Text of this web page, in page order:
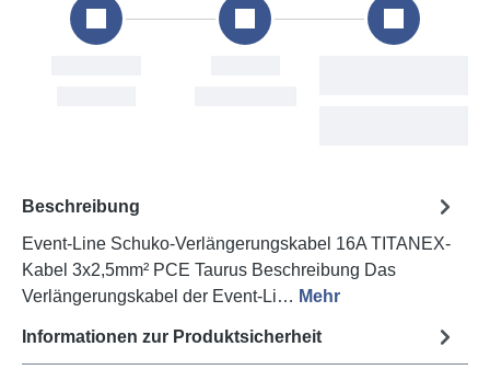
Beschreibung
Event-Line Schuko-Verlängerungskabel 16A TITANEX-
Kabel 3x2,5mm² PCE Taurus Beschreibung Das
Verlängerungskabel der Event-Li… Mehr
Informationen zur Produktsicherheit